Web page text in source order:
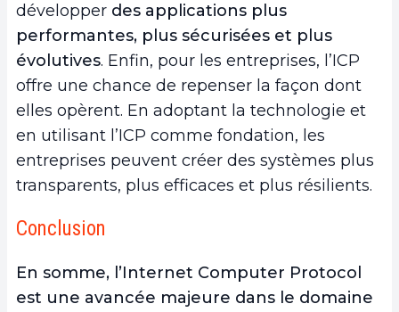
développer des applications plus
performantes, plus sécurisées et plus
évolutives. Enfin, pour les entreprises, l’ICP
offre une chance de repenser la façon dont
elles opèrent. En adoptant la technologie et
en utilisant l’ICP comme fondation, les
entreprises peuvent créer des systèmes plus
transparents, plus efficaces et plus résilients.
Conclusion
En somme, l’Internet Computer Protocol
est une avancée majeure dans le domaine